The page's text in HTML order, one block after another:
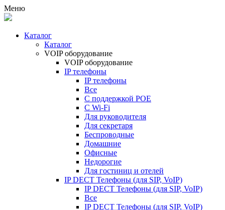
Меню
Каталог
Каталог
VOIP оборудование
VOIP оборудование
IP телефоны
IP телефоны
Все
С поддержкой POE
C Wi-Fi
Для руководителя
Для секретаря
Беспроводные
Домашние
Офисные
Недорогие
Для гостиниц и отелей
IP DECT Телефоны (для SIP, VoIP)
IP DECT Телефоны (для SIP, VoIP)
Все
IP DECT Телефоны (для SIP, VoIP)